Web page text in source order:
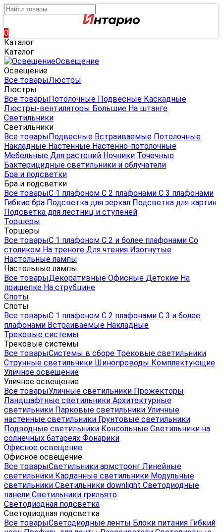
0
Каталог
Каталог
Освещение
Освещение
Все товарыЛюстры
Люстры
Все товарыПотолочные Подвесные Каскадные
Люстры-вентиляторы Большие На штанге
Светильники
Светильники
Все товарыПодвесные Встраиваемые Потолочные
Накладные Настенные Настенно-потолочные
Мебельные Для растений Ночники Точечные
Бактерицидные светильники и облучатели
Бра и подсветки
Бра и подсветки
Все товарыС 1 плафоном С 2 плафонами С 3 плафонами
Гибкие бра Подсветка для зеркал Подсветка для картин
Подсветка для лестниц и ступеней
Торшеры
Торшеры
Все товарыС 1 плафоном С 2 и более плафонами Со
столиком На треноге Для чтения Изогнутые
Настольные лампы
Настольные лампы
Все товарыДекоративные Офисные Детские На
прищепке На струбцине
Споты
Споты
Все товарыС 1 плафоном С 2 плафонами С 3 и более
плафонами Встраиваемые Накладные
Трековые системы
Трековые системы
Все товарыСистемы в сборе Трековые светильники
Струнные светильники Шинопроводы Комплектующие
Уличное освещение
Уличное освещение
Все товарыУличные светильники Прожекторы
Ландшафтные светильники Архитектурные
светильники Парковые светильники Уличные
настенные светильники Грунтовые светильники
Подводные светильники Консольные Светильники на
солнечных батареях Фонарики
Офисное освещение
Офисное освещение
Все товарыСветильники армстронг Линейные
светильники Карданные светильники Модульные
светильники Светильники downlight Светодиодные
панели Светильники грильято
Светодиодная подсветка
Светодиодная подсветка
Все товарыСветодиодные ленты Блоки питания Гибкий